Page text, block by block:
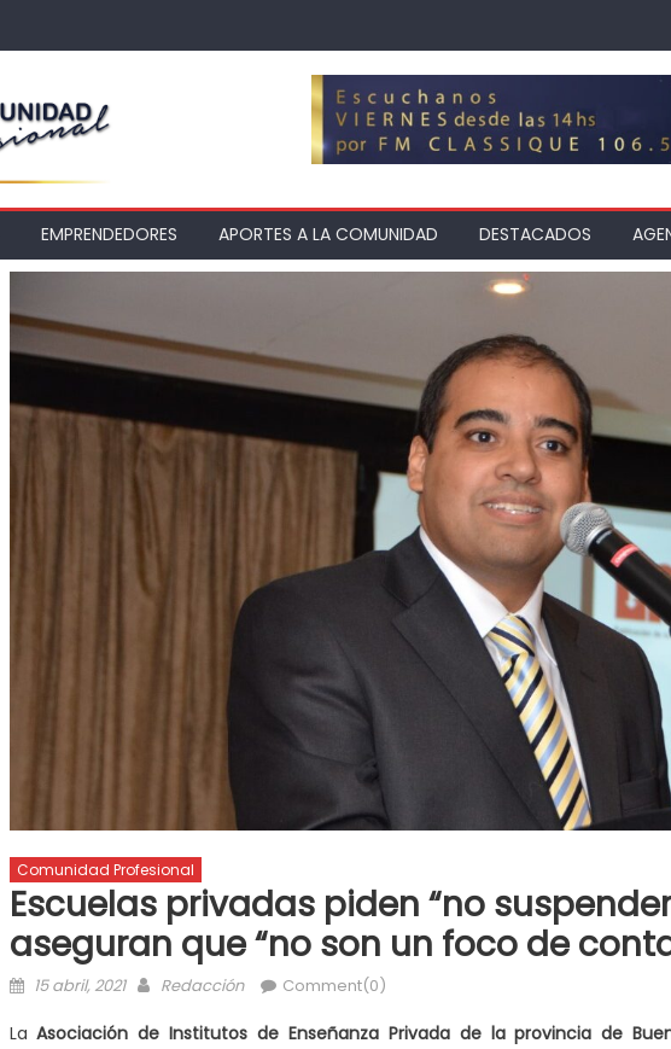
EMPRENDEDORES APORTES A LA COMUNIDAD DESTACADOS
Comunidad Profesional
Escuelas privadas piden “no
aseguran que “no son un foco de
15 abril, 2021 Redacción Comment(0)
LaAsociación de Institutos de Enseñanza Privada de la provincia de